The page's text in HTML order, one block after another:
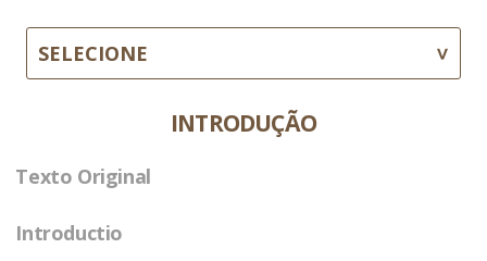
SELECIONE
INTRODUÇÃO
Texto Original
Introductio